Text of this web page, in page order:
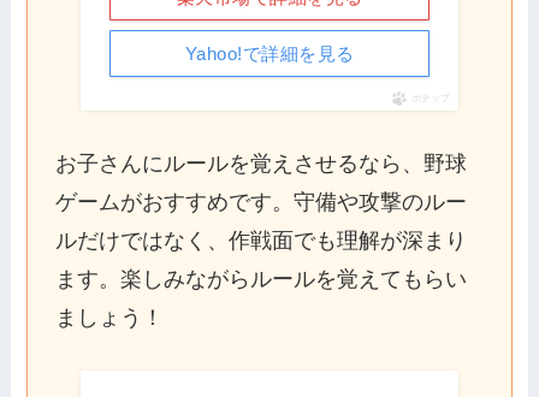
Yahoo!で詳細を見る
ポチップ
お子さんにルールを覚えさせるなら、野球
ゲームがおすすめです。守備や攻撃のルー
ルだけではなく、作戦面でも理解が深まり
ます。楽しみながらルールを覚えてもらい
ましょう！